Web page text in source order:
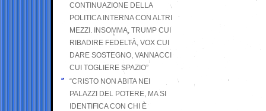
CONTINUAZIONE DELLA
POLITICA INTERNA CON ALTRI
MEZZI. INSOMMA, TRUMP CUI
RIBADIRE FEDELTÀ, VOX CUI
DARE SOSTEGNO, VANNACCI
CUI TOGLIERE SPAZIO”
“CRISTO NON ABITA NEI
PALAZZI DEL POTERE, MA SI
IDENTIFICA CON CHI È